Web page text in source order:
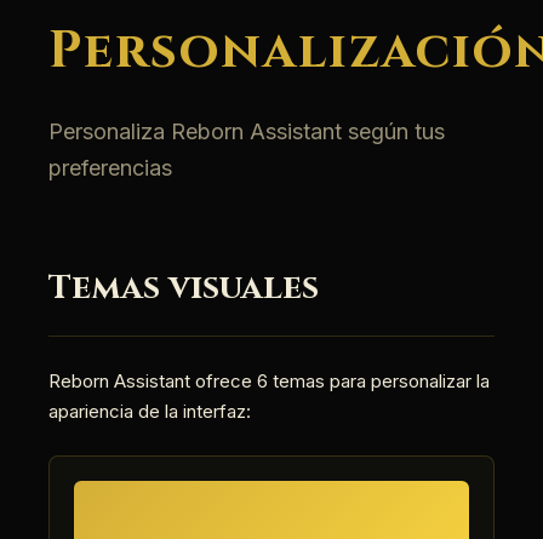
Personaliza Reborn Assistant según tus
preferencias
Temas visuales
Reborn Assistant ofrece 6 temas para personalizar la
apariencia de la interfaz: